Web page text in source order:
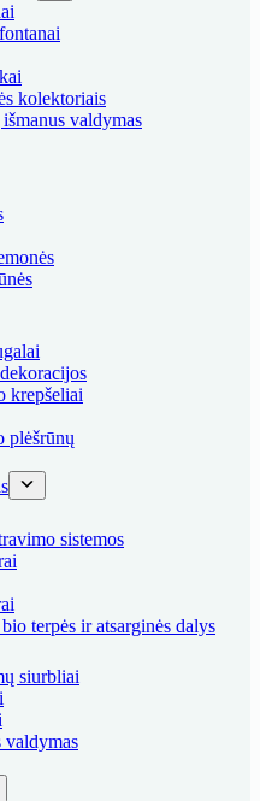
kolektoriais
valdymas
krepšeliai
plėšrūnų
sistemos
terpės ir atsarginės dalys
siurbliai
valdymas